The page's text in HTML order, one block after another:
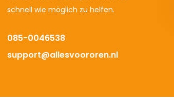
schnell wie möglich zu helfen.
085-0046538
support@allesvoororen.nl